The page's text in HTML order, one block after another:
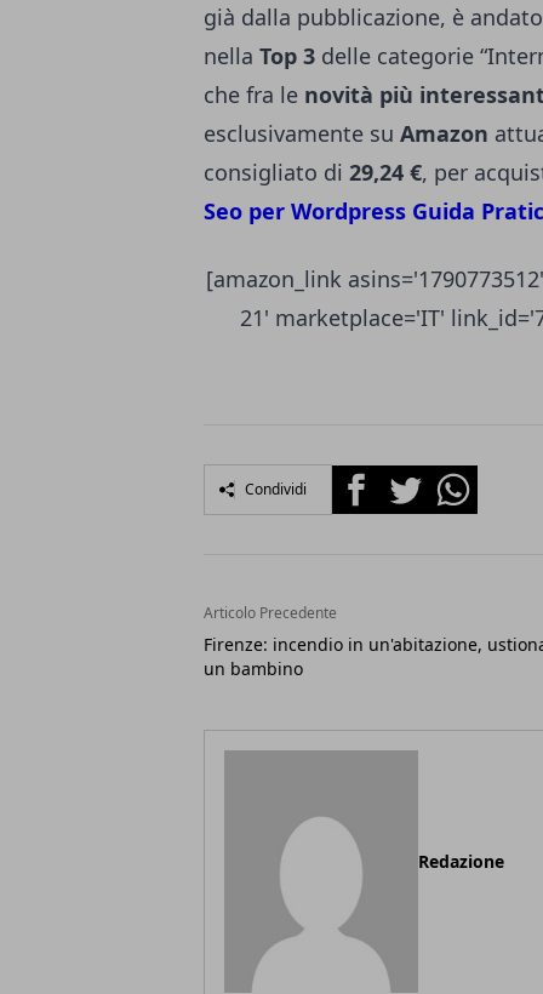
già dalla pubblicazione, è
nella Top 3 delle categorie
che fra le novità più
esclusivamente su Amazon
consigliato di 29,24 €, per
Seo per Wordpress Guida
[amazon_link
21' marketplace='IT'
Condividi FacebookTwitterWhatsapp
Articolo Precedente
Firenze: incendio in un'abitazione,
un bambino
Redazione